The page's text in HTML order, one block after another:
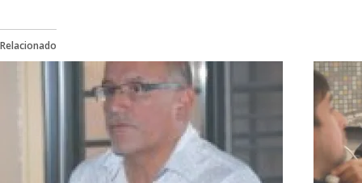
Relacionado